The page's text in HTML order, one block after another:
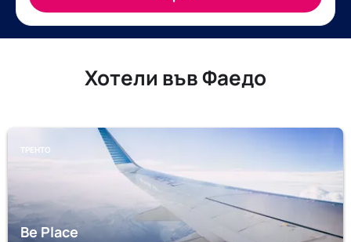
Хотели във Фаедо
ТРЕНТО
Be Place